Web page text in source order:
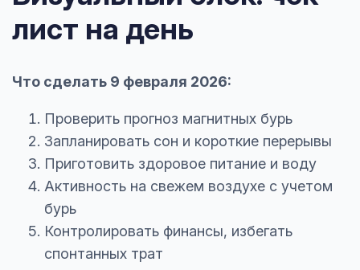
лист на день
Что сделать 9 февраля 2026:
Проверить прогноз магнитных бурь
Запланировать сон и короткие перерывы
Приготовить здоровое питание и воду
Активность на свежем воздухе с учетом
бурь
Контролировать финансы, избегать
спонтанных трат